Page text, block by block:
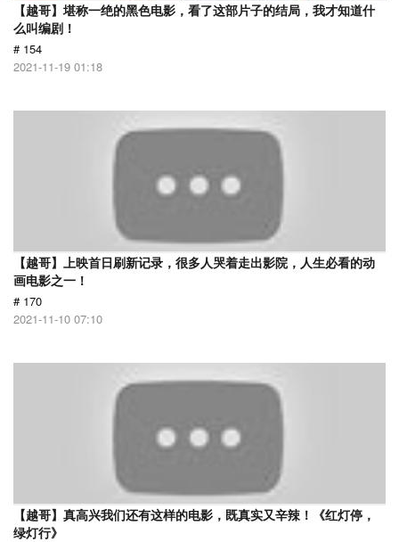
【越哥】堪称一绝的黑色电影，看了这部片子的结局，我才知道什
么叫编剧！
# 154
2021-11-19 01:18
【越哥】上映首日刷新记录，很多人哭着走出影院，人生必看的动
画电影之一！
# 170
2021-11-10 07:10
【越哥】真高兴我们还有这样的电影，既真实又辛辣！《红灯停，
绿灯行》